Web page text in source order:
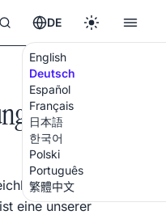
DE
English
Deutsch
Español
Français
日本語
한국어
Polski
Português
繁體中文
für
unter
eine unserer